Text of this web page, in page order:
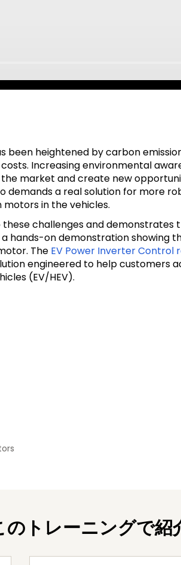
been heightened by carbon
Increasing environmental
market and create new
demands a real solution for more
in the vehicles.
challenges and demonstrates
hands-on demonstration showing
The EV Power Inverter Control
engineered to help customers
(EV/HEV).
のトレーニングで紹